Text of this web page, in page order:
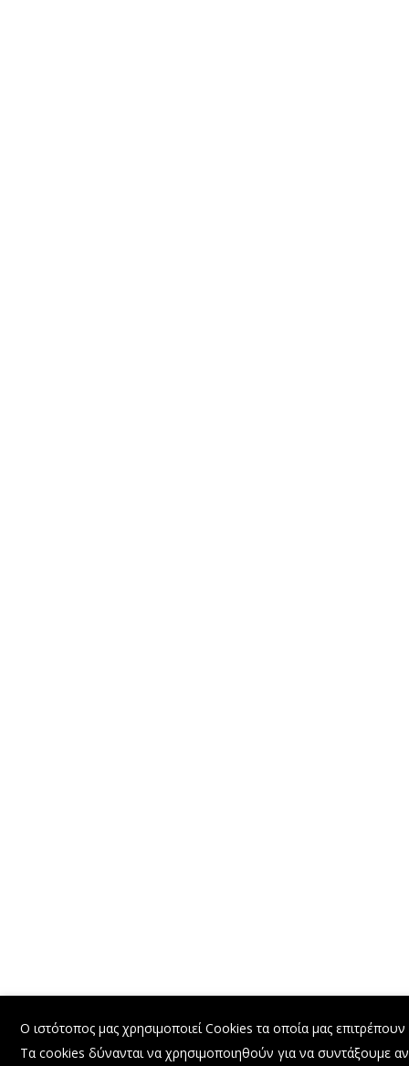
Ο ιστότοπος μας χρησιμοποιεί Cookies τα οποία μας
Τα cookies δύνανται να χρησιμοποιηθούν για να συντάξουμε